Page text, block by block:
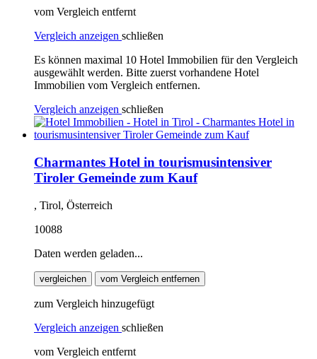
vom Vergleich entfernt
Vergleich anzeigen schließen
Es können maximal 10 Hotel Immobilien für den Vergleich
ausgewählt werden. Bitte zuerst vorhandene Hotel
Immobilien vom Vergleich entfernen.
Vergleich anzeigen schließen
Charmantes Hotel in tourismusintensiver
Tiroler Gemeinde zum Kauf
, Tirol, Österreich
10088
Daten werden geladen...
vergleichen vom Vergleich entfernen
zum Vergleich hinzugefügt
Vergleich anzeigen schließen
vom Vergleich entfernt